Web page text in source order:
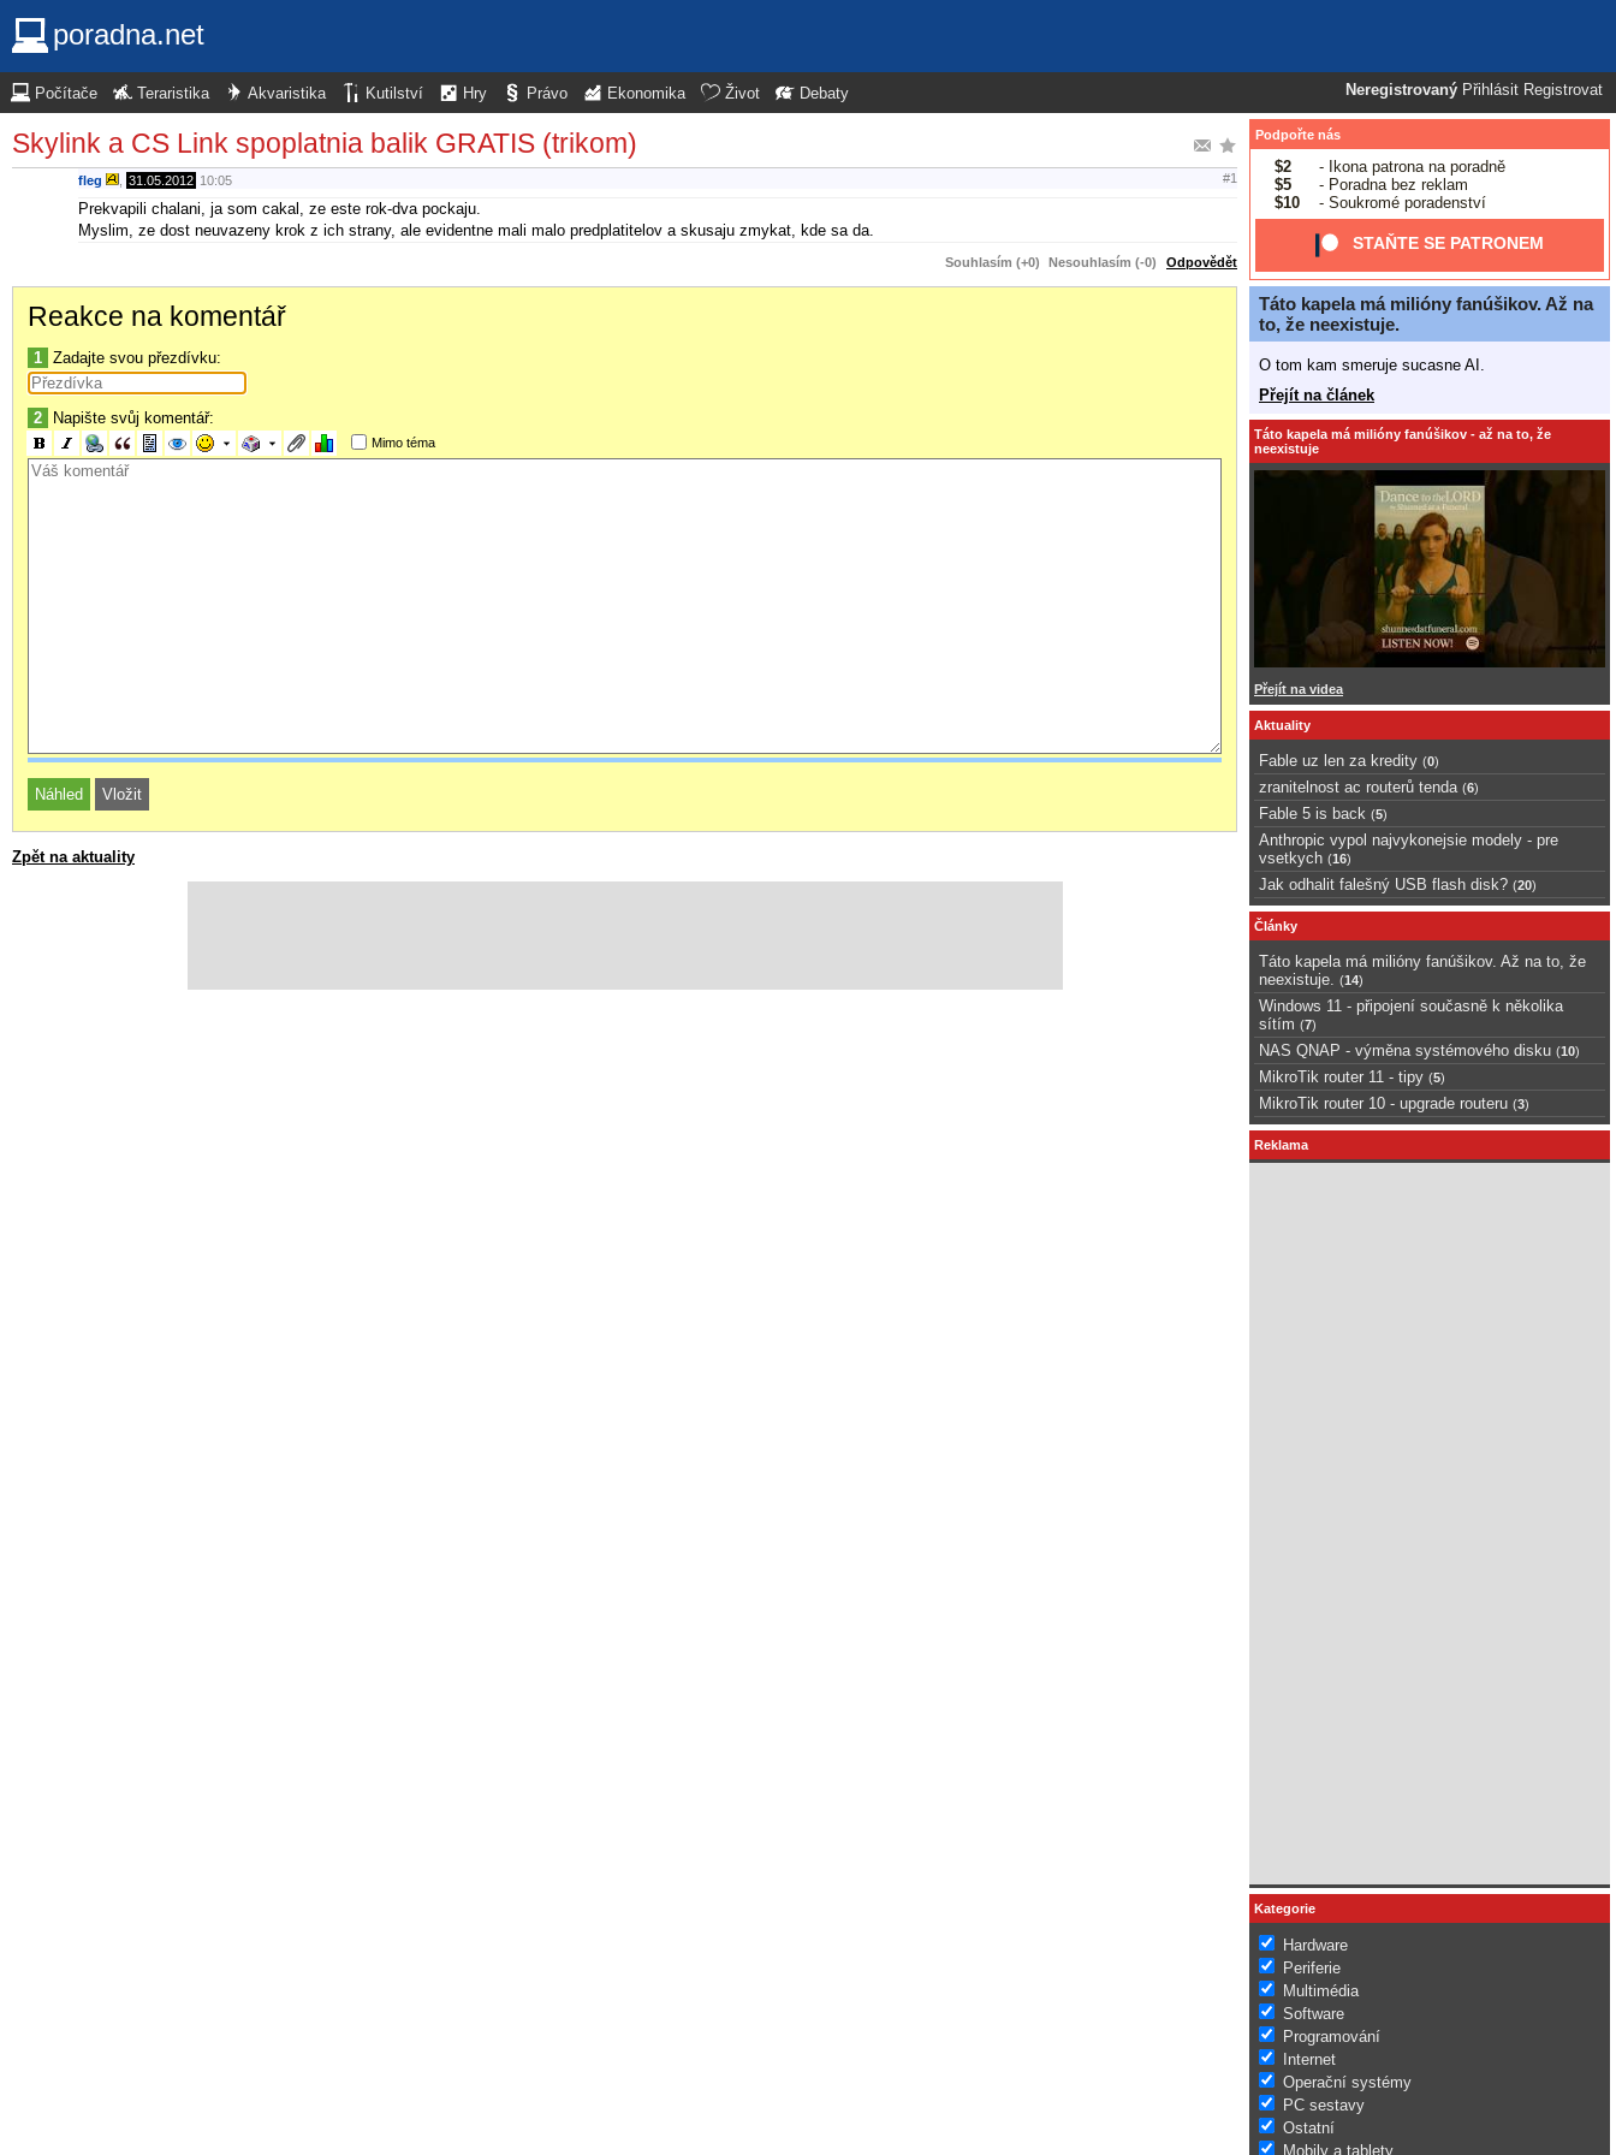
poradna.net
Neregistrovaný Přihlásit Registrovat
Počítače Teraristika Akvaristika Kutilství Hry Právo Ekonomika Život Debaty
Skylink a CS Link spoplatnia balik GRATIS (trikom)
fleg 31.05.2012 10:05 #1
Prekvapili chalani, ja som cakal, ze este rok-dva pockaju.
Myslim, ze dost neuvazeny krok z ich strany, ale evidentne mali malo predplatitelov a skusaju zmykat, kde sa da.
Souhlasím (+0) Nesouhlasím (-0) Odpovědět
Reakce na komentář
1 Zadajte svou přezdívku:
2 Napište svůj komentář:
Mimo téma
Zpět na aktuality
Podpořte nás
$2
- Ikona patrona na poradně
$5
- Poradna bez reklam
$10
- Soukromé poradenství
STAŇTE SE PATRONEM
Táto kapela má milióny fanúšikov. Až na
to, že neexistuje.
O tom kam smeruje sucasne AI.
Přejít na článek
Táto kapela má milióny fanúšikov - až na to, že
neexistuje
Přejít na videa
Aktuality
Fable uz len za kredity (0)
zranitelnost ac routerů tenda (6)
Fable 5 is back (5)
Anthropic vypol najvykonejsie modely - pre
vsetkych (16)
Jak odhalit falešný USB flash disk? (20)
Články
Táto kapela má milióny fanúšikov. Až na to, že
neexistuje.
(14)
Windows 11 - připojení současně k několika
sítím (7)
NAS QNAP - výměna systémového disku (10)
MikroTik router 11 - tipy (5)
MikroTik router 10 - upgrade routeru (3)
Reklama
Kategorie
Hardware
Periferie
Multimédia
Software
Programování
Internet
Operační systémy
PC sestavy
Ostatní
Mobily a tablety